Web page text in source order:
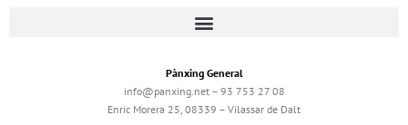
Pànxing General
info@panxing.net – 93 753 27 08
Enric Morera 25, 08339 – Vilassar de Dalt